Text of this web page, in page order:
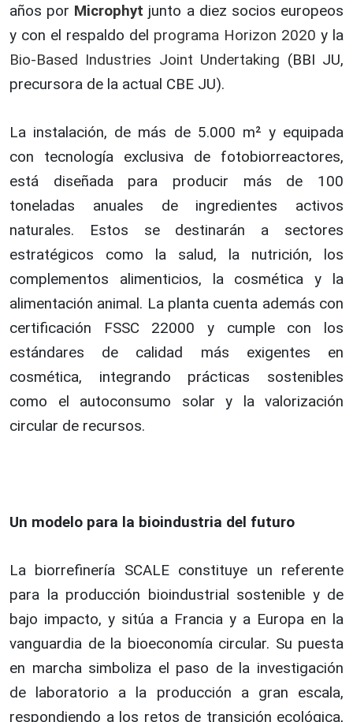
años por Microphyt junto a diez socios europeos
y con el respaldo del programa Horizon 2020 y la
Bio-Based Industries Joint Undertaking (BBI JU,
precursora de la actual CBE JU).
La instalación, de más de 5.000 m² y equipada
con tecnología exclusiva de fotobiorreactores,
está diseñada para producir más de 100
toneladas anuales de ingredientes activos
naturales. Estos se destinarán a sectores
estratégicos como la salud, la nutrición, los
complementos alimenticios, la cosmética y la
alimentación animal. La planta cuenta además con
certificación FSSC 22000 y cumple con los
estándares de calidad más exigentes en
cosmética, integrando prácticas sostenibles
como el autoconsumo solar y la valorización
circular de recursos.
Un modelo para la bioindustria del futuro
La biorrefinería SCALE constituye un referente
para la producción bioindustrial sostenible y de
bajo impacto, y sitúa a Francia y a Europa en la
vanguardia de la bioeconomía circular. Su puesta
en marcha simboliza el paso de la investigación
de laboratorio a la producción a gran escala,
respondiendo a los retos de transición ecológica,